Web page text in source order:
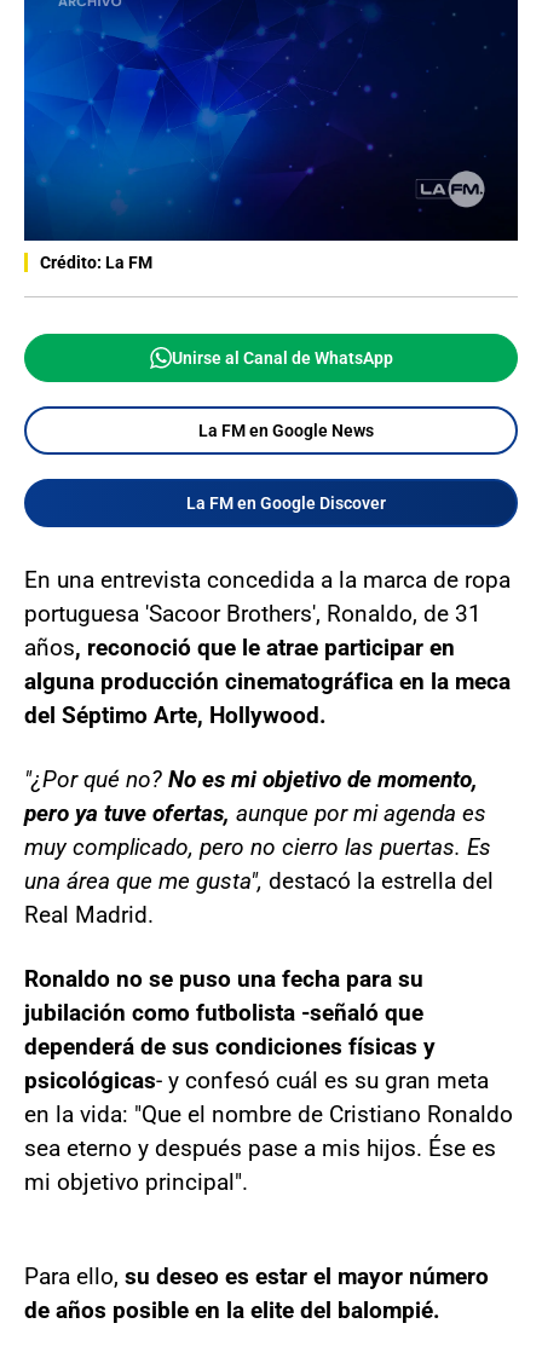
Crédito: La FM
Unirse al Canal de WhatsApp
La FM en Google News
La FM en Google Discover
En una entrevista concedida a la marca de ropa
portuguesa 'Sacoor Brothers', Ronaldo, de 31
años, reconoció que le atrae participar en
alguna producción cinematográfica en la meca
del Séptimo Arte, Hollywood.
"¿Por qué no? No es mi objetivo de momento,
pero ya tuve ofertas, aunque por mi agenda es
muy complicado, pero no cierro las puertas. Es
una área que me gusta", destacó la estrella del
Real Madrid.
Ronaldo no se puso una fecha para su
jubilación como futbolista -señaló que
dependerá de sus condiciones físicas y
psicológicas- y confesó cuál es su gran meta
en la vida: "Que el nombre de Cristiano Ronaldo
sea eterno y después pase a mis hijos. Ése es
mi objetivo principal".
Para ello, su deseo es estar el mayor número
de años posible en la elite del balompié.